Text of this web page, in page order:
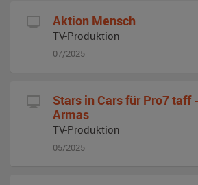
Aktion Mensch
TV-Produktion
07/2025
Stars in Cars für Pro7 taff
Armas
TV-Produktion
05/2025